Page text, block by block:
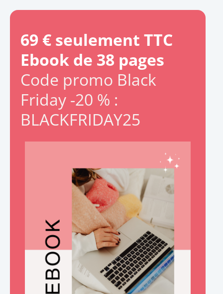
69 € seulement TTC
Ebook de 38 pages
Code promo Black
Friday -20 % :
BLACKFRIDAY25